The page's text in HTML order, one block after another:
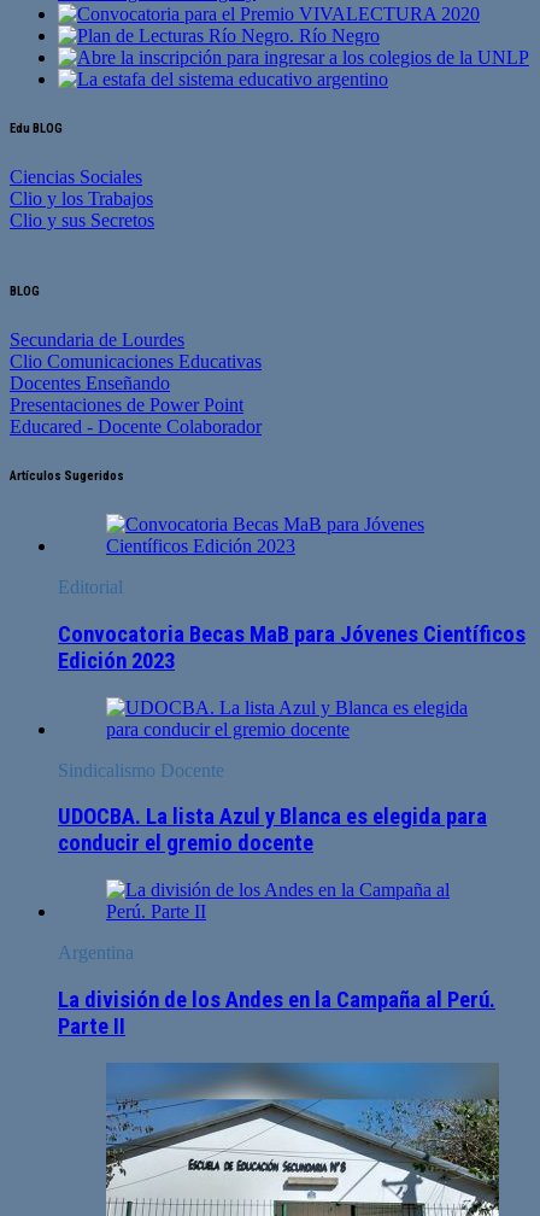
Edu BLOG
Ciencias Sociales
Clio y los Trabajos
Clio y sus Secretos
BLOG
Secundaria de Lourdes
Clio Comunicaciones Educativas
Docentes Enseñando
Presentaciones de Power Point
Educared - Docente Colaborador
Artículos Sugeridos
Editorial
Convocatoria Becas MaB para Jóvenes Científicos
Edición 2023
Sindicalismo Docente
UDOCBA. La lista Azul y Blanca es elegida para
conducir el gremio docente
Argentina
La división de los Andes en la Campaña al Perú.
Parte II